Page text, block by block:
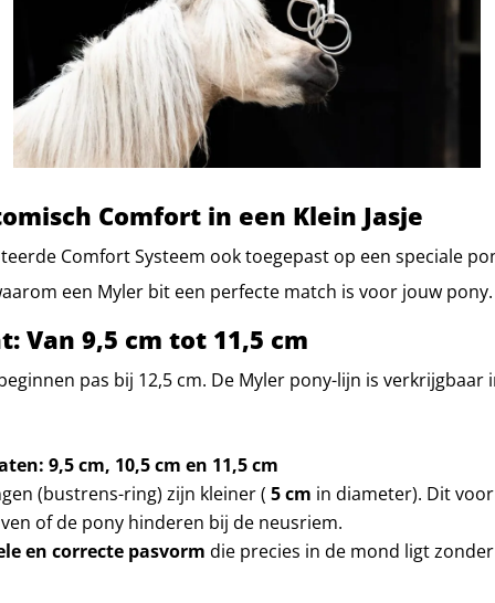
Comfort in een Klein Jasje
Comfort Systeem ook toegepast op een speciale
een Myler bit een perfecte match is voor jouw pony.
Van 9,5 cm tot 11,5 cm
pas bij 12,5 cm. De Myler pony-lijn is verkrijgbaar
9,5 cm, 10,5 cm en 11,5 cm
(bustrens-ring) zijn kleiner ( 5 cm in diameter). Dit
of de pony hinderen bij de neusriem.
en correcte pasvorm die precies in de mond ligt